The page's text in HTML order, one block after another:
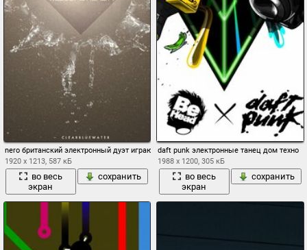
nero британский электронный дуэт играющий в стиле драм-н-бэйс и дабстеп
1920 x 1213, 587 кБ
во весь
экран
сохранить
daft punk электронные танец дом техно
1988 x 1200, 305 кБ
во весь
экран
сохранить